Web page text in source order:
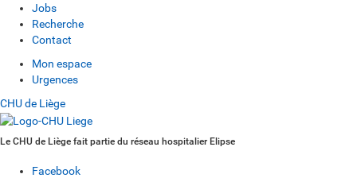
Jobs
Recherche
Contact
Mon espace
Urgences
CHU de Liège
Le CHU de Liège fait partie du réseau hospitalier Elipse
Facebook